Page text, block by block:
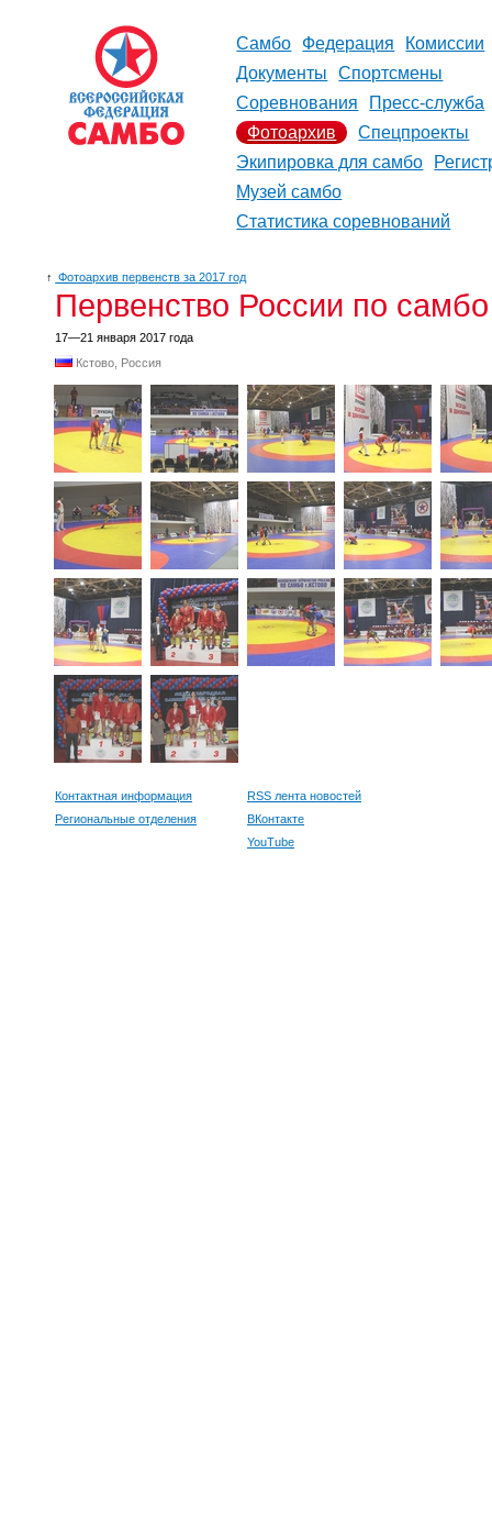
Самбо Федерация
Комиссии
Документы
Спортсмены
Соревнования
Пресс-служба
Фотоархив
Спецпроекты
Экипировка для самбо
Музей самбо
Статистика соревнований
↑ Фотоархив первенств за 2017 год
Первенство России по
17—21 января 2017 года
Кстово, Россия
Контактная информация
Региональные отделения
RSS лента новостей
ВКонтакте
YouTube